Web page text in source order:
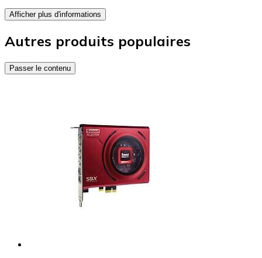
Afficher plus d'informations
Autres produits populaires
Passer le contenu